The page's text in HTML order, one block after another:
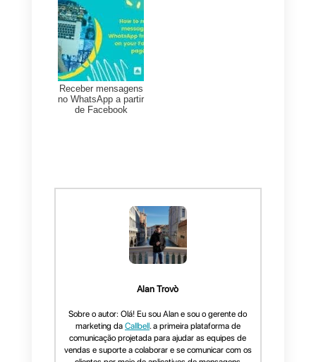
A experiência do cliente e o
serviço da empresa andam de
mãos dadas. Quanto mais ativo
confiarão em sua marca e isso,
por sua vez, pode se traduzir em
relacionamentos de longo prazo.
É por isso que todas as
que você faz no Facebook, de
campanhas de marketing a